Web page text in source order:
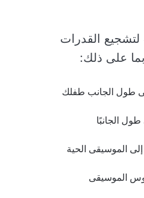
لتشجيع القدرات
على ذلك:
طول الجانب طفلك
الجانبًا
الموسيقى الحية
الموسيقى